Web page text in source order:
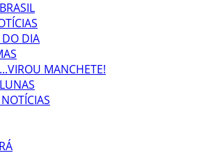
DO DIA
MANCHETE!